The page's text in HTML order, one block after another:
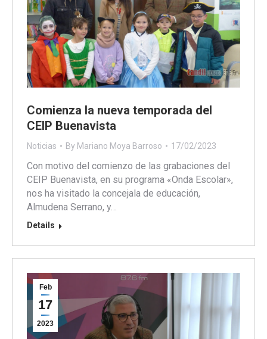
Comienza la nueva temporada del
CEIP Buenavista
Noticias By Mariano Moya Barroso 17/02/2023
Con motivo del comienzo de las grabaciones del
CEIP Buenavista, en su programa «Onda Escolar»,
nos ha visitado la concejala de educación,
Almudena Serrano, y…
Details
Feb
17
2023